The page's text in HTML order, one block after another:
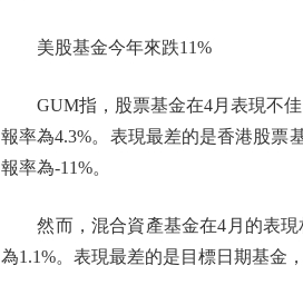
美股基金今年來跌11%
GUM指，股票基金在4月表現不佳
報率為4.3%。表現最差的是香港股票
報率為-11%。
然而，混合資產基金在4月的表現
為1.1%。表現最差的是目標日期基金